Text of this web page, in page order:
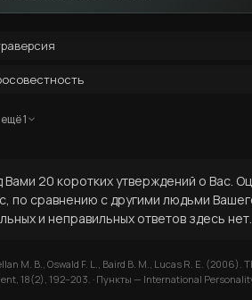
1
20 коротких утверждений о Вас.
по сравнению с другими людьми
и неправильных ответов здесь нет.
M. B., Oswald F. L., Baird B. M., Lucas R. E.
18(2), 192–203. · Пункты — International